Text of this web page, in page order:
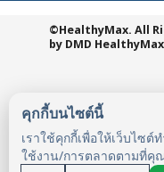
คุกกี้บนไซต์นี้
เราใช้คุกกี้เพื่อให้เว็บไซต์
ใช้งาน/การตลาดตามที่คุ
©HealthyMax. All
by DMD HealthyMax